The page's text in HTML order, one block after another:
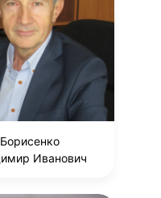
Борисенко
Иванович